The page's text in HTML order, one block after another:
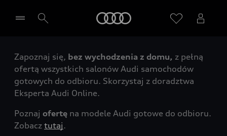
Wybierz Twojego Partnera Audi
Zapoznaj się, bez wychodzenia z domu, z pełną
ofertą wszystkich salonów Audi samochodów
gotowych do odbioru. Skorzystaj z doradztwa
Eksperta Audi Online.
Poznaj ofertę na modele Audi gotowe do odbioru.
Zobacz tutaj.